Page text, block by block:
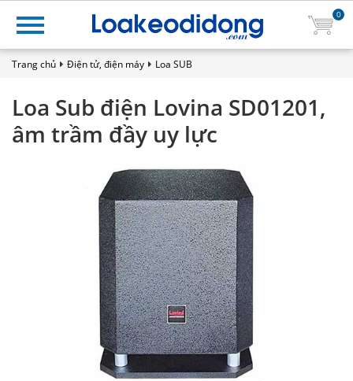
0
Trang chủ Điện tử, điện máy Loa SUB
Loa Sub điện Lovina SD01201,
âm trầm đầy uy lực